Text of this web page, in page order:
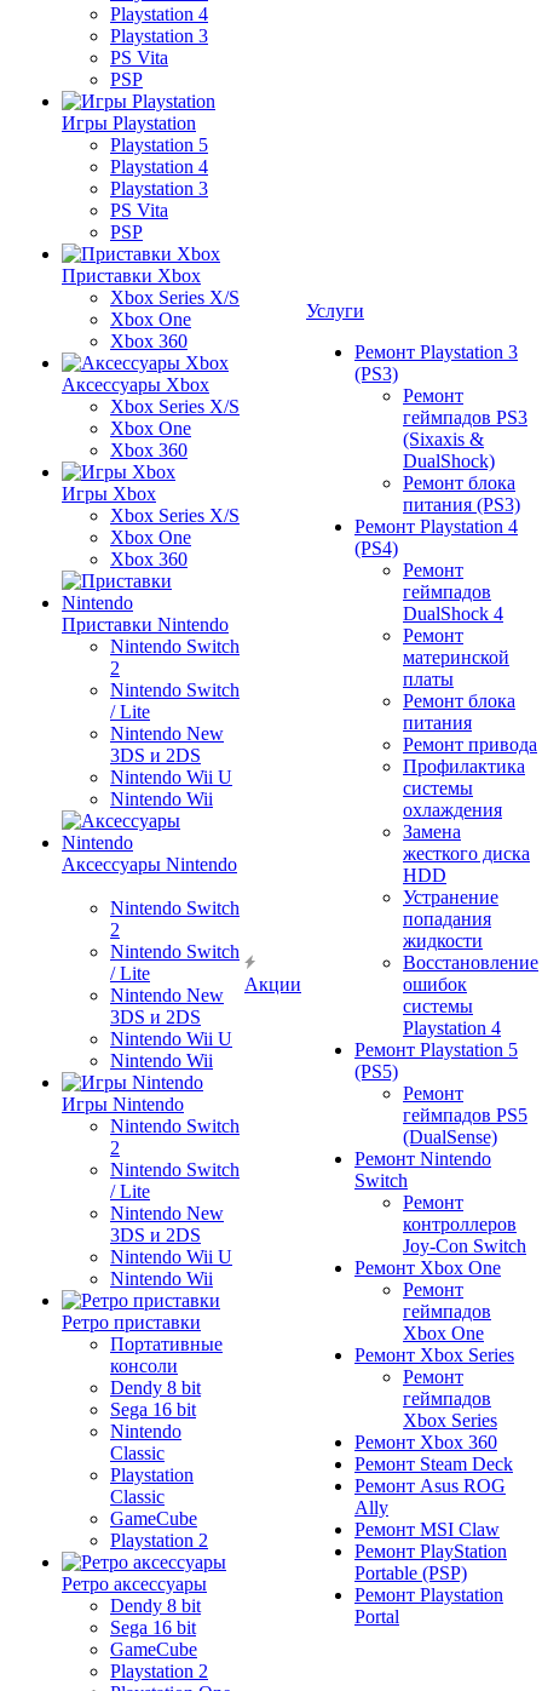
Playstation 4
Playstation 3
PS Vita
PSP
Игры Playstation
Playstation 5
Playstation 4
Playstation 3
PS Vita
PSP
Приставки Xbox
Xbox Series X/S
Xbox One
Xbox 360
Аксессуары Xbox
Xbox Series X/S
Xbox One
Xbox 360
Игры Xbox
Xbox Series X/S
Xbox One
Xbox 360
Приставки Nintendo
Nintendo Switch
2
Nintendo Switch
/ Lite
Nintendo New
3DS и 2DS
Nintendo Wii U
Nintendo Wii
Аксессуары Nintendo
Nintendo Switch
2
Nintendo Switch
/ Lite
Nintendo New
3DS и 2DS
Nintendo Wii U
Nintendo Wii
Игры Nintendo
Nintendo Switch
2
Nintendo Switch
/ Lite
Nintendo New
3DS и 2DS
Nintendo Wii U
Nintendo Wii
Ретро приставки
Портативные
консоли
Dendy 8 bit
Sega 16 bit
Nintendo
Classic
Playstation
Classic
GameCube
Playstation 2
Ретро аксессуары
Dendy 8 bit
Sega 16 bit
GameCube
Playstation 2
Акции
Услуги
Ремонт Playstation 3
(PS3)
Ремонт
геймпадов PS3
(Sixaxis &
DualShock)
Ремонт блока
питания (PS3)
Ремонт Playstation 4
(PS4)
Ремонт
геймпадов
DualShock 4
Ремонт
материнской
платы
Ремонт блока
питания
Ремонт привода
Профилактика
системы
охлаждения
Замена
жесткого диска
HDD
Устранение
попадания
жидкости
Восстановление
ошибок
системы
Playstation 4
Ремонт Playstation 5
(PS5)
Ремонт
геймпадов PS5
(DualSense)
Ремонт Nintendo
Switch
Ремонт
контроллеров
Joy-Con Switch
Ремонт Xbox One
Ремонт
геймпадов
Xbox One
Ремонт Xbox Series
Ремонт
геймпадов
Xbox Series
Ремонт Xbox 360
Ремонт Steam Deck
Ремонт Asus ROG
Ally
Ремонт MSI Claw
Ремонт PlayStation
Portable (PSP)
Ремонт Playstation
Portal